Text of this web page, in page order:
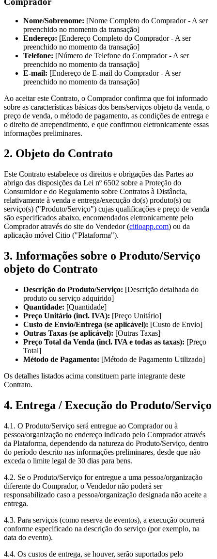
Nome/Sobrenome: [Nome Completo do Comprador - A ser
preenchido no momento da transação]
Endereço: [Endereço Completo do Comprador - A ser
preenchido no momento da transação]
Telefone: [Número de Telefone do Comprador - A ser
preenchido no momento da transação]
E-mail: [Endereço de E-mail do Comprador - A ser
preenchido no momento da transação]
Ao aceitar este Contrato, o Comprador confirma que foi informado
sobre as características básicas dos bens/serviços objeto da venda, o
preço de venda, o método de pagamento, as condições de entrega e
o direito de arrependimento, e que confirmou eletronicamente essas
informações preliminares.
2. Objeto do Contrato
Este Contrato estabelece os direitos e obrigações das Partes ao
abrigo das disposições da Lei nº 6502 sobre a Proteção do
Consumidor e do Regulamento sobre Contratos à Distância,
relativamente à venda e entrega/execução do(s) produto(s) ou
serviço(s) ("Produto/Serviço") cujas qualificações e preço de venda
são especificados abaixo, encomendados eletronicamente pelo
Comprador através do site do Vendedor (citioapp.com) ou da
aplicação móvel Citio ("Plataforma").
3. Informações sobre o Produto/Serviço
objeto do Contrato
Descrição do Produto/Serviço: [Descrição detalhada do
produto ou serviço adquirido]
Quantidade: [Quantidade]
Preço Unitário (incl. IVA): [Preço Unitário]
Custo de Envio/Entrega (se aplicável): [Custo de Envio]
Outras Taxas (se aplicável): [Outras Taxas]
Preço Total da Venda (incl. IVA e todas as taxas): [Preço
Total]
Método de Pagamento: [Método de Pagamento Utilizado]
Os detalhes listados acima constituem parte integrante deste
Contrato.
4. Entrega / Execução do Produto/Serviço
4.1. O Produto/Serviço será entregue ao Comprador ou à
pessoa/organização no endereço indicado pelo Comprador através
da Plataforma, dependendo da natureza do Produto/Serviço, dentro
do período descrito nas informações preliminares, desde que não
exceda o limite legal de 30 dias para bens.
4.2. Se o Produto/Serviço for entregue a uma pessoa/organização
diferente do Comprador, o Vendedor não poderá ser
responsabilizado caso a pessoa/organização designada não aceite a
entrega.
4.3. Para serviços (como reserva de eventos), a execução ocorrerá
conforme especificado na descrição do serviço (por exemplo, na
data do evento).
4.4. Os custos de entrega, se houver, serão suportados pelo